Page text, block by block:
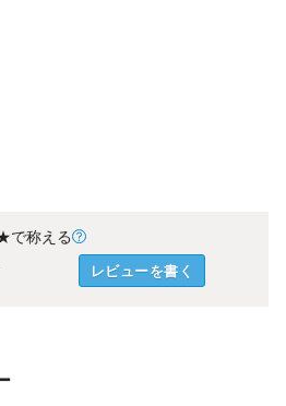
で称える
レビューを書く